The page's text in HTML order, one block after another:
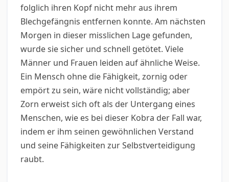
folglich ihren Kopf nicht mehr aus ihrem
Blechgefängnis entfernen konnte. Am nächsten
Morgen in dieser misslichen Lage gefunden,
wurde sie sicher und schnell getötet. Viele
Männer und Frauen leiden auf ähnliche Weise.
Ein Mensch ohne die Fähigkeit, zornig oder
empört zu sein, wäre nicht vollständig; aber
Zorn erweist sich oft als der Untergang eines
Menschen, wie es bei dieser Kobra der Fall war,
indem er ihm seinen gewöhnlichen Verstand
und seine Fähigkeiten zur Selbstverteidigung
raubt.